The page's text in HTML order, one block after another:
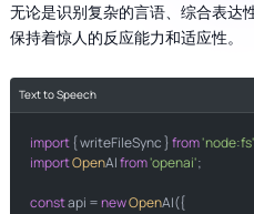
无论是识别复杂的言语、综合表达
保持着惊人的反应能力和适应性。
Text to Speech
import { writeFileSync } from'node:fs'
importOpenAI from'openai';
const api = newOpenAI({
import
from
import